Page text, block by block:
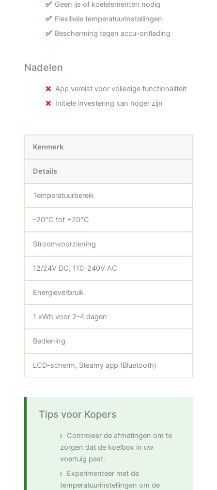
Geen ijs of koelelementen nodig
Flexibele temperatuurinstellingen
Bescherming tegen accu-ontlading
Nadelen
App vereist voor volledige functionaliteit
Initiele investering kan hoger zijn
Kenmerk
Details
Temperatuurbereik
-20°C tot +20°C
Stroomvoorziening
12/24V DC, 110-240V AC
Energieverbruik
1 kWh voor 2-4 dagen
Bediening
LCD-scherm, Steamy app (Bluetooth)
Tips voor Kopers
Controleer de afmetingen om te
zorgen dat de koelbox in uw
voertuig past.
Experimenteer met de
temperatuurinstellingen om de